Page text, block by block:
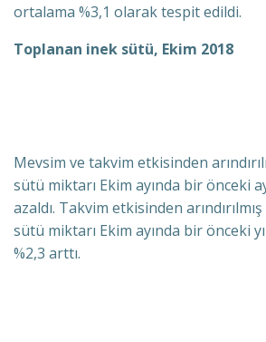
ortalama %3,1 olarak tespit edildi.
Toplanan inek sütü, Ekim 2018
Mevsim ve takvim etkisinden
sütü miktarı Ekim ayında bir önceki
azaldı. Takvim etkisinden
sütü miktarı Ekim ayında bir önceki
%2,3 arttı.